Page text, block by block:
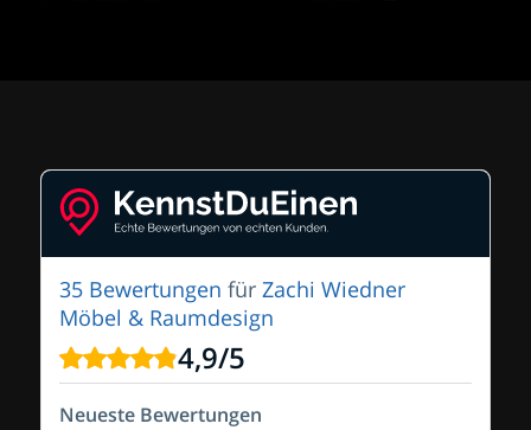
35 Bewertungen für Zachi Wiedner
Möbel & Raumdesign
4,9/5
Neueste Bewertungen